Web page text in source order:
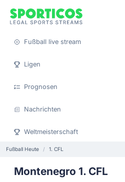
Fußball live stream
Ligen
Prognosen
Nachrichten
Weltmeisterschaft
Fußball Heute 1. CFL
Montenegro 1. CFL